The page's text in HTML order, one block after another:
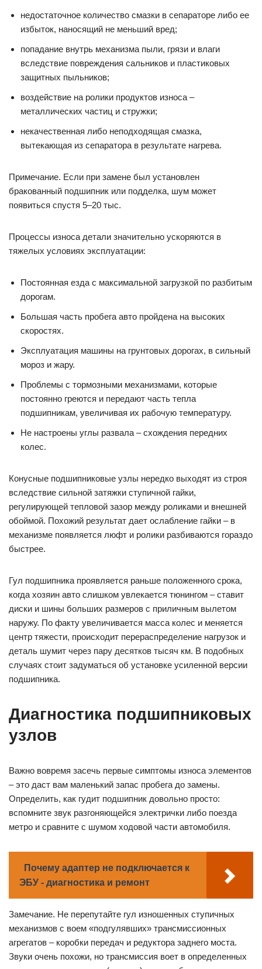
недостаточное количество смазки в сепараторе либо ее
избыток, наносящий не меньший вред;
попадание внутрь механизма пыли, грязи и влаги
вследствие повреждения сальников и пластиковых
защитных пыльников;
воздействие на ролики продуктов износа –
металлических частиц и стружки;
некачественная либо неподходящая смазка,
вытекающая из сепаратора в результате нагрева.
Примечание. Если при замене был установлен
бракованный подшипник или подделка, шум может
появиться спустя 5–20 тыс.
Процессы износа детали значительно ускоряются в
тяжелых условиях эксплуатации:
Постоянная езда с максимальной загрузкой по разбитым
дорогам.
Большая часть пробега авто пройдена на высоких
скоростях.
Эксплуатация машины на грунтовых дорогах, в сильный
мороз и жару.
Проблемы с тормозными механизмами, которые
постоянно греются и передают часть тепла
подшипникам, увеличивая их рабочую температуру.
Не настроены углы развала – схождения передних
колес.
Конусные подшипниковые узлы нередко выходят из строя
вследствие сильной затяжки ступичной гайки,
регулирующей тепловой зазор между роликами и внешней
обоймой. Похожий результат дает ослабление гайки – в
механизме появляется люфт и ролики разбиваются гораздо
быстрее.
Гул подшипника проявляется раньше положенного срока,
когда хозяин авто слишком увлекается тюнингом – ставит
диски и шины больших размеров с приличным вылетом
наружу. По факту увеличивается масса колес и меняется
центр тяжести, происходит перераспределение нагрузок и
деталь шумит через пару десятков тысяч км. В подобных
случаях стоит задуматься об установке усиленной версии
подшипника.
Диагностика подшипниковых
узлов
Важно вовремя засечь первые симптомы износа элементов
– это даст вам маленький запас пробега до замены.
Определить, как гудит подшипник довольно просто:
вспомните звук разгоняющейся электрички либо поезда
метро и сравните с шумом ходовой части автомобиля.
Почему адаптер не подключается к
ЭБУ - диагностика и ремонт
Замечание. Не перепутайте гул изношенных ступичных
механизмов с воем «подгулявших» трансмиссионных
агрегатов – коробки передач и редуктора заднего моста.
Звуки очень похожи, но трансмиссия воет в определенных